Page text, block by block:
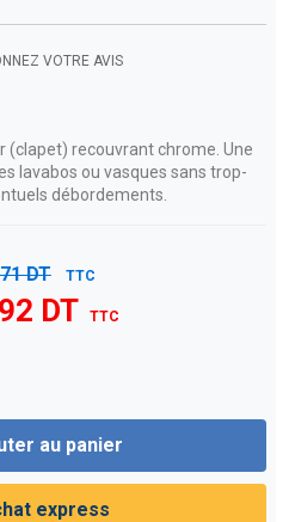
VOTRE AVIS
(clapet) recouvrant chrome. Une
lavabos ou vasques sans trop-
débordements.
DT TTC
DT TTC
au panier
express